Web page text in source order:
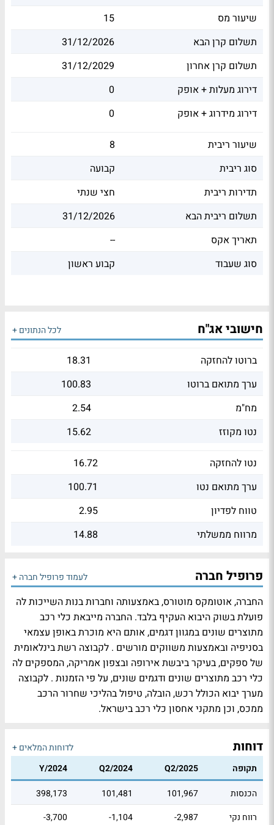
שיעור מס
15
תשלום קרן הבא
31/12/2026
תשלום קרן אחרון
31/12/2029
דירוג מעלות + אופק
0
דירוג מידרוג + אופק
0
שיעור ריבית
8
סוג ריבית
קבועה
תדירות ריבית
חצי שנתי
תשלום ריבית הבא
31/12/2026
תאריך אקס
--
סוג שעבוד
קבוע ראשון
חישובי אג"ח לכל הנתונים +
ברוטו להחזקה
18.31
ערך מתואם ברוטו
100.83
מח"מ
2.54
נטו מקוזז
15.62
נטו להחזקה
16.72
ערך מתואם נטו
100.71
טווח לפדיון
2.95
מרווח ממשלתי
14.88
פרופיל חברה לעמוד פרופיל חברה +
החברה, אוטומקס מוטורס, באמצעותה וחברות בנות השייכות לה
פועלת בשוק היבוא העקיף בלבד. החברה מייבאת כלי רכב
מתוצרים שונים במגוון דגמים, אותם היא מוכרת באופן עצמאי
בסניפיה ובאמצעות משווקים מורשים . לקבוצה רשת בינלאומית
של ספקים, בעיקר ביבשת אירופה ובצפון אמריקה, המספקים לה
כלי רכב מתוצרים שונים ודגמים שונים, על פי הזמנות . לקבוצה
מערך יבוא הכולל רכש, הובלה, טיפול בהליכי שחרור הרכב
ממכס, וכן מתקני אחסון כלי רכב בישראל.
דוחות
לדוחות המלאים +
תקופה
Q2/2025
Q2/2024
Y/2024
הכנסות
101,967
101,481
398,173
רווח נקי
-2,987
-1,104
-3,700